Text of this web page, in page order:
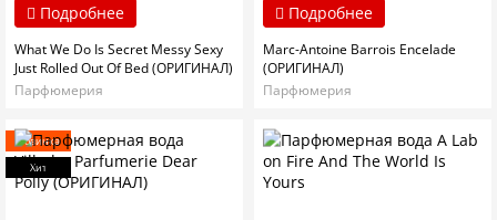
Подробнее
What We Do Is Secret Messy Sexy
Just Rolled Out Of Bed (ОРИГИНАЛ)
Парфюмерия
Подробнее
Marc-Antoine Barrois Encelade
(ОРИГИНАЛ)
Парфюмерия
Новинка
Хит